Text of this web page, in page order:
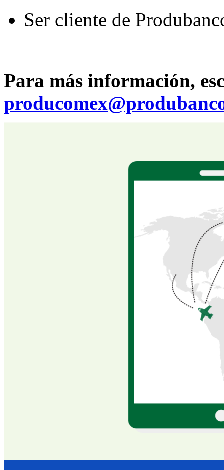
Ser cliente de
Para más información,